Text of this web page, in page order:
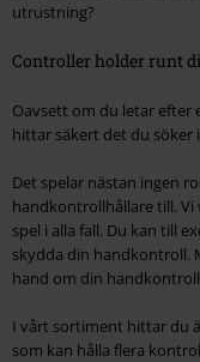
utrustning?
Controller holder runt
Oavsett om du letar efter
hittar säkert det du söker
Det spelar nästan ingen
handkontrollhållare till.
spel i alla fall. Du kan till
skydda din handkontroll.
hand om din
I vårt sortiment hittar du
som kan hålla flera